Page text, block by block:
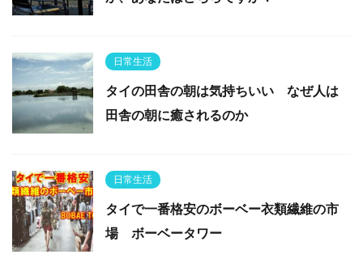
日常生活
タイの田舎の朝は気持ちいい なぜ人は
田舎の朝に癒されるのか
日常生活
タイで一番格安のボーベー衣類繊維の市
場 ボーベータワー